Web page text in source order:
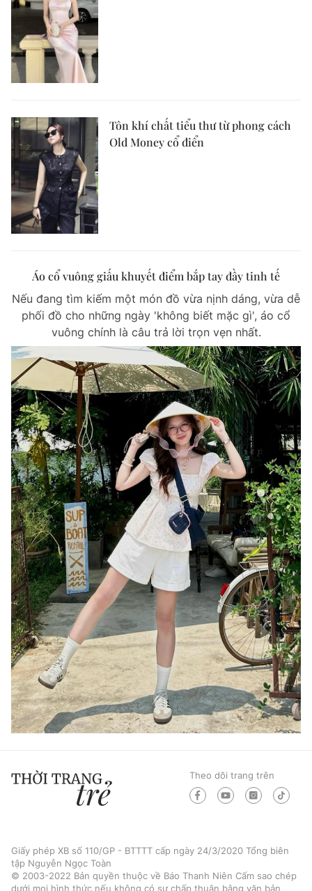
Tôn khí chất tiểu thư từ phong cách
Old Money cổ điển
Áo cổ vuông giấu khuyết điểm bắp tay đầy tinh tế
Nếu đang tìm kiếm một món đồ vừa nịnh dáng, vừa dễ
phối đồ cho những ngày 'không biết mặc gì', áo cổ
vuông chính là câu trả lời trọn vẹn nhất.
Theo dõi trang trên
Giấy phép XB số 110/GP - BTTTT cấp ngày 24/3/2020 Tổng biên
tập Nguyễn Ngọc Toàn
© 2003-2022 Bản quyền thuộc về Báo Thanh Niên Cấm sao chép
dưới mọi hình thức nếu không có sự chấp thuận bằng văn bản